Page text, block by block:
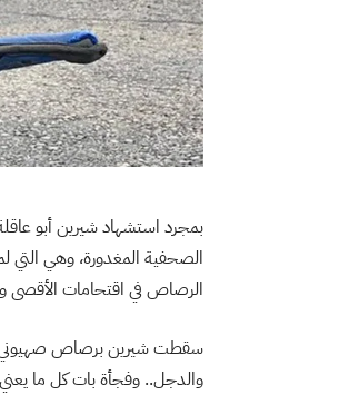
بمجرد استشهاد شيرين أبو
الصحفية المغدورة، وهي التي
الرصاص في اقتحامات الأقصى
سقطت شيرين برصاص صهيوني
والدجل.. وفجأة بات كل ما يعني